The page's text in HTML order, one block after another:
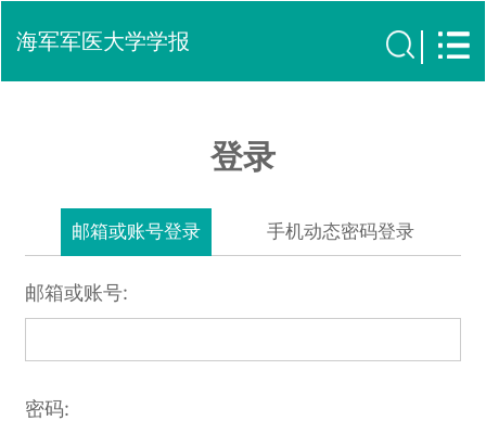
海军军医大学学报
登录
邮箱或账号登录 手机动态密码登录
邮箱或账号:
密码: